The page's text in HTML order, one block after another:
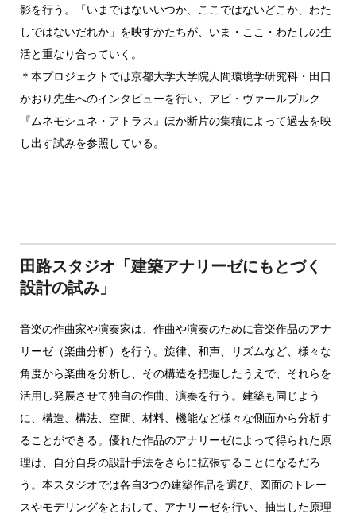
影を行う。「いまではないいつか、ここではないどこか、わた
しではないだれか」を映すかたちが、いま・ここ・わたしの生
活と重なり合っていく。
＊本プロジェクトでは京都大学大学院人間環境学研究科・田口
かおり先生へのインタビューを行い、アビ・ヴァールブルク
『ムネモシュネ・アトラス』ほか断片の集積によって過去を映
し出す試みを参照している。
田路スタジオ「建築アナリーゼにもとづく
設計の試み」
音楽の作曲家や演奏家は、作曲や演奏のために音楽作品のアナ
リーゼ（楽曲分析）を行う。旋律、和声、リズムなど、様々な
角度から楽曲を分析し、その構造を把握したうえで、それらを
活用し発展させて独自の作曲、演奏を行う。建築も同じよう
に、構造、構法、空間、材料、機能など様々な側面から分析す
ることができる。優れた作品のアナリーゼによって得られた原
理は、自分自身の設計手法をさらに拡張することになるだろ
う。本スタジオでは各自3つの建築作品を選び、図面のトレー
スやモデリングをとおして、アナリーゼを行い、抽出した原理